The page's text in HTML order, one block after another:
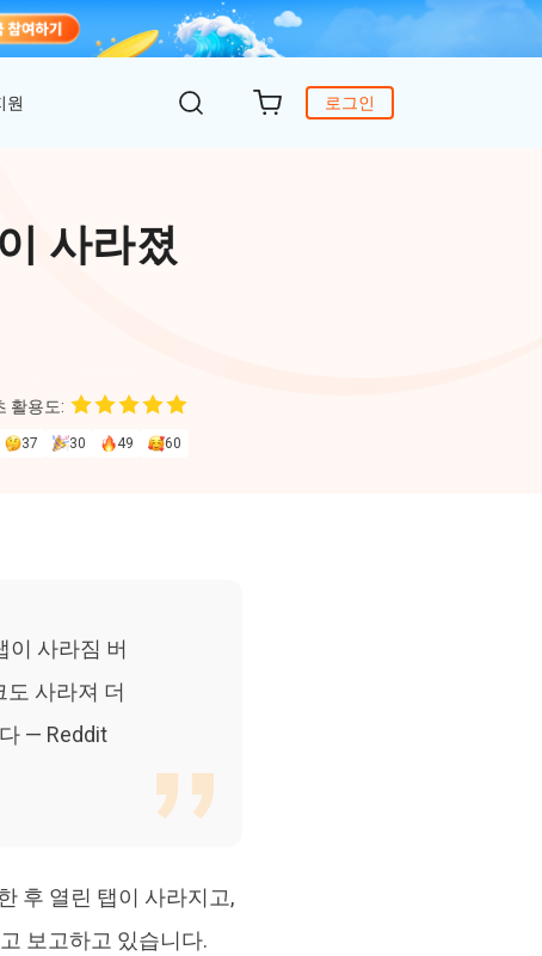
로그인
아이폰/안드로이드 WhatsApp 데이터 복구
Win/ Mac에서 삭제된 파일 복원
간편한 iOS 데이터 백업 및 관리
안드로이드 아이폰으로 데이터 전송
안에 윈도 문제 해결
Editor
원
하기
갱신
사라졌
활용도:
37 30 49 60
이 사라짐 버
사라져 더
— Reddit
후 열린 탭이 사라지고,
보고하고 있습니다.